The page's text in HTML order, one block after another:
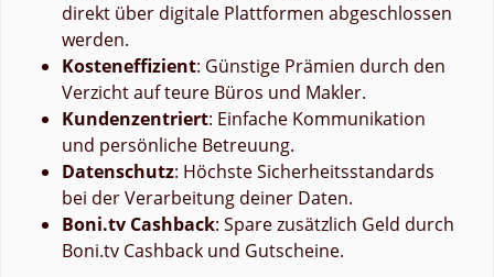
direkt über digitale Plattformen abgeschlossen
werden.
Kosteneffizient: Günstige Prämien durch den
Verzicht auf teure Büros und Makler.
Kundenzentriert: Einfache Kommunikation
und persönliche Betreuung.
Datenschutz: Höchste Sicherheitsstandards
bei der Verarbeitung deiner Daten.
Boni.tv Cashback: Spare zusätzlich Geld durch
Boni.tv Cashback und Gutscheine.